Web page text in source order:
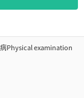
Physical examination